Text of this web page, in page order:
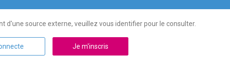
d'une source externe, veuillez vous identifier pour le consulter.
Je m'inscris